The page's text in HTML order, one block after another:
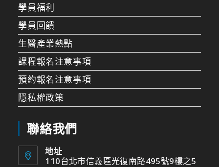
學員福利
學員回饋
生醫產業熱點
課程報名注意事項
預約報名注意事項
隱私權政策
聯絡我們
地址
110台北市信義區光復南路495號9樓之5